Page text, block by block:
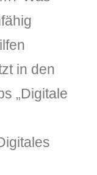
in den
„Digitale